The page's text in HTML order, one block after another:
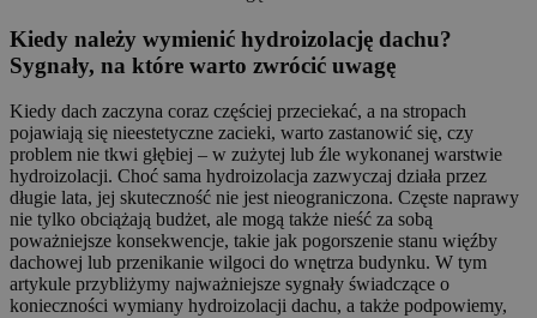
Kiedy należy wymienić hydroizolację dachu?
Sygnały, na które warto zwrócić uwagę
Kiedy dach zaczyna coraz częściej przeciekać, a na stropach
pojawiają się nieestetyczne zacieki, warto zastanowić się, czy
problem nie tkwi głębiej – w zużytej lub źle wykonanej warstwie
hydroizolacji. Choć sama hydroizolacja zazwyczaj działa przez
długie lata, jej skuteczność nie jest nieograniczona. Częste naprawy
nie tylko obciążają budżet, ale mogą także nieść za sobą
poważniejsze konsekwencje, takie jak pogorszenie stanu więźby
dachowej lub przenikanie wilgoci do wnętrza budynku. W tym
artykule przybliżymy najważniejsze sygnały świadczące o
konieczności wymiany hydroizolacji dachu, a także podpowiemy,